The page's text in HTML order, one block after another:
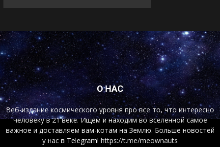
О НАС
Веб-издание космического уровня про все то, что интересно
человеку в 21 веке. Ищем и находим во вселенной самое
важное и доставляем вам-котам на Землю. Больше новостей
у нас в Telegram! https://t.me/meownauts